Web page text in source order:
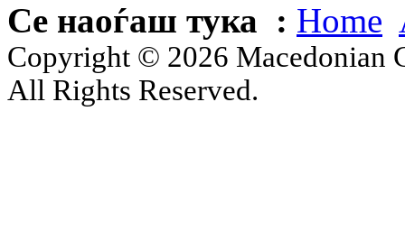
Се наоѓаш тука : Home
Copyright © 2026 Macedonian
All Rights Reserved.